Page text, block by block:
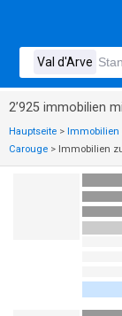
2’925 immobilien
Hauptseite > Immobilien
Carouge > Immobilien